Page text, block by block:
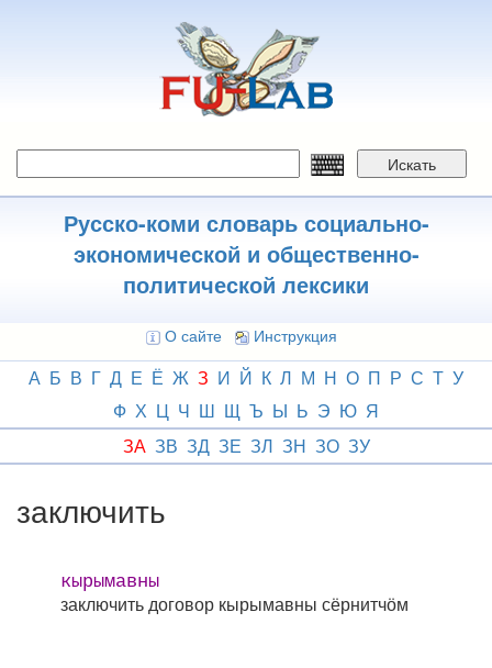
Искать
Русско-коми словарь социально-
экономической и общественно-
политической лексики
О сайте Инструкция
А Б В Г Д Е Ё Ж З И Й К Л М Н О П Р С Т У
Ф Х Ц Ч Ш Щ Ъ Ы Ь Э Ю Я
ЗА ЗВ ЗД ЗЕ ЗЛ ЗН ЗО ЗУ
заключить
кырымавны
заключить договор кырымавны сёрнитчӧм